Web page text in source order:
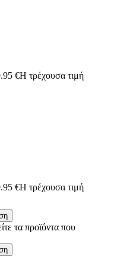
€Η τρέχουσα τιμή
€Η τρέχουσα τιμή
τα προϊόντα που